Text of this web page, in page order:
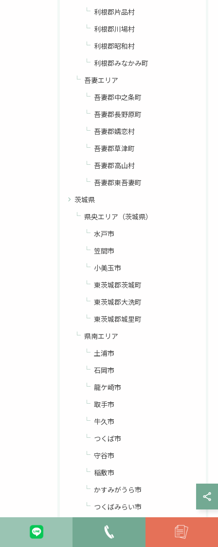
利根郡片品村
利根郡川場村
利根郡昭和村
利根郡みなかみ町
吾妻エリア
吾妻郡中之条町
吾妻郡長野原町
吾妻郡嬬恋村
吾妻郡草津町
吾妻郡高山村
吾妻郡東吾妻町
茨城県
県央エリア（茨城県）
水戸市
笠間市
小美玉市
東茨城郡茨城町
東茨城郡大洗町
東茨城郡城里町
県南エリア
土浦市
石岡市
龍ケ崎市
取手市
牛久市
つくば市
守谷市
稲敷市
かすみがうら市
つくばみらい市
稲敷郡美浦村
稲敷郡阿見町